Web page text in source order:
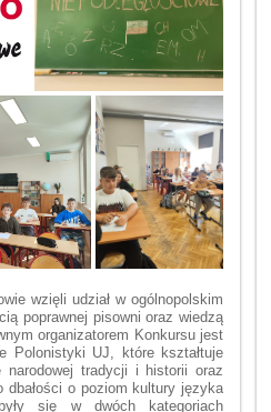
wzięli udział w ogólnopolskim
poprawnej pisowni oraz wiedzą
organizatorem Konkursu jest
Polonistyki UJ, które kształtuje
narodowej tradycji i historii oraz
dbałości o poziom kultury języka
się w dwóch kategoriach